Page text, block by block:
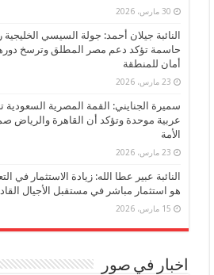
30 مارس، 2026
النائبة جيلان أحمد: جولة السيسي الخليجية
حاسمة تؤكد دعم مصر المطلق وترسخ
أمان للمنطقة
23 مارس، 2026
سميرة الجنايني: القمة المصرية السعودية
عربية موحدة وتؤكد أن القاهرة والرياض
الأمة
23 مارس، 2026
النائبة عبير عطا الله: زيادة الاستثمار في
هو استثمار مباشر في مستقبل الأجيال
15 مارس، 2026
اخبار في صور